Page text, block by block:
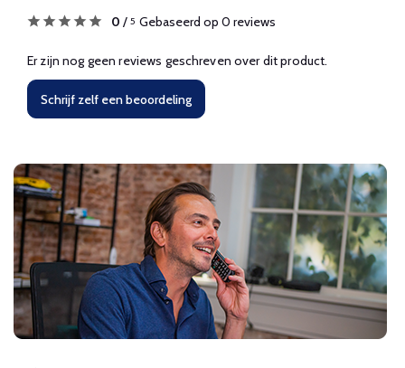
0 / 5 Gebaseerd op 0 reviews
Er zijn nog geen reviews geschreven over dit product.
Schrijf zelf een beoordeling